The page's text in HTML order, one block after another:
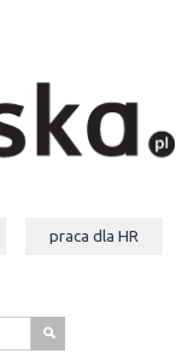
praca dla HR
s